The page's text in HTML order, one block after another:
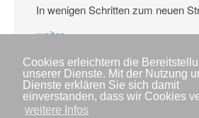
Cookies erleichtern die
unserer Dienste. Mit der Nutzung
Dienste erklären Sie sich damit
einverstanden, dass wir Cookies
weitere Infos
In wenigen Schritten zum neuen
weiter...